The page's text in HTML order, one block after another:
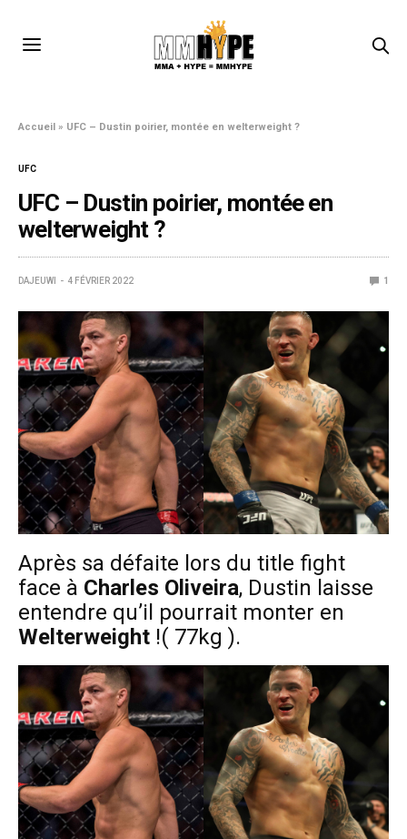
Accueil » UFC – Dustin poirier, montée en welterweight ?
UFC
UFC – Dustin poirier, montée en
welterweight ?
DAJEUWI 4 FÉVRIER 2022 1
Après sa défaite lors du title fight
face à Charles Oliveira, Dustin laisse
entendre qu’il pourrait monter en
Welterweight !( 77kg ).